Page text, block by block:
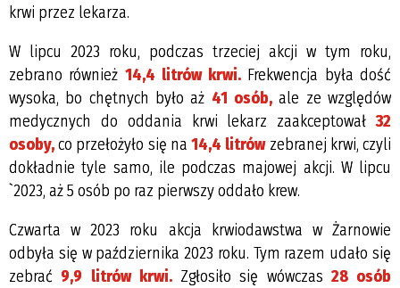
krwi przez lekarza.
W lipcu 2023 roku, podczas trzeciej akcji w tym roku,
zebrano również 14,4 litrów krwi. Frekwencja była dość
wysoka, bo chętnych było aż 41 osób, ale ze względów
medycznych do oddania krwi lekarz zaakceptował32
osoby,co przełożyło się na14,4 litrówzebranej krwi, czyli
dokładnie tyle samo, ile podczas majowej akcji. W lipcu
`2023, aż 5 osób po raz pierwszy oddało krew.
Czwarta w 2023 roku akcja krwiodawstwa w Żarnowie
odbyła się w października 2023 roku. Tym razem udało się
zebrać 9,9 litrów krwi. Zgłosiło się wówczas 28 osób